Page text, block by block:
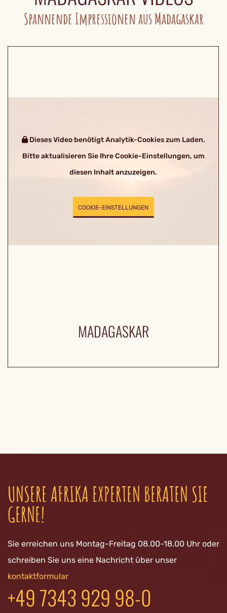
Spannende Impressionen aus Madagaskar
Dieses Video benötigt Analytik-Cookies zum Laden.
Bitte aktualisieren Sie Ihre Cookie-Einstellungen, um
diesen Inhalt anzuzeigen.
COOKIE-EINSTELLUNGEN
MADAGASKAR
UNSERE AFRIKA EXPERTEN BERATEN SIE
GERNE!
Sie erreichen uns Montag-Freitag 08.00-18.00 Uhr oder
schreiben Sie uns eine Nachricht über unser
kontaktformular
+49 7343 929 98-0